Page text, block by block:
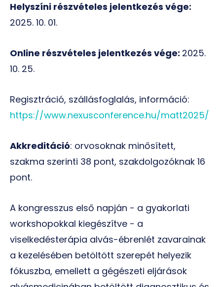
Helyszíni részvételes jelentkezés vége:
2025. 10. 01.
Online részvételes jelentkezés vége: 2025.
10. 25.
Regisztráció, szállásfoglalás, információ:
https://www.nexusconference.hu/matt2025/
Akkreditáció: orvosoknak minősített,
szakma szerinti 38 pont, szakdolgozóknak 16
pont.
A kongresszus első napján - a gyakorlati
workshopokkal kiegészítve - a
viselkedésterápia alvás-ébrenlét zavarainak
a kezelésében betöltött szerepét helyezik
fókuszba, emellett a gégészeti eljárások